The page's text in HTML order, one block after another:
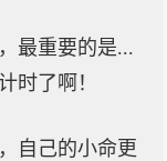
最重要的是...
时了啊！
自己的小命更